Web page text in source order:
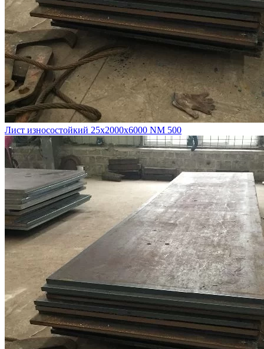
Лист износостойкий 25х2000х6000 NM 500